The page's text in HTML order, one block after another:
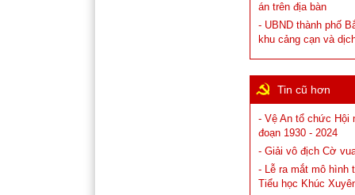
án trên địa bàn
- UBND thành phố
khu cảng cạn và
Tin cũ hơn
- Vệ An tổ chức Hội
đoạn 1930 - 2024
- Giải vô địch Cờ
- Lễ ra mắt mô hình
Tiểu học Khúc